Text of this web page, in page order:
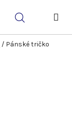
Hledat
/ Pánské tričko